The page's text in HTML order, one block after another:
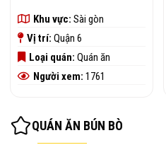
Khu vực: Sài gòn
Vị trí: Quận 6
Loại quán: Quán ăn
Người xem: 1761
QUÁN ĂN BÚN BÒ